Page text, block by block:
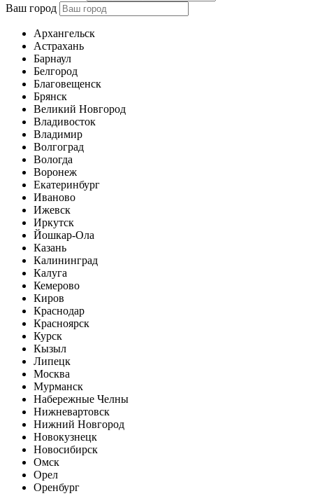
Ваш город
Архангельск
Астрахань
Барнаул
Белгород
Благовещенск
Брянск
Великий Новгород
Владивосток
Владимир
Волгоград
Вологда
Воронеж
Екатеринбург
Иваново
Ижевск
Иркутск
Йошкар-Ола
Казань
Калининград
Калуга
Кемерово
Киров
Краснодар
Красноярск
Курск
Кызыл
Липецк
Москва
Мурманск
Набережные Челны
Нижневартовск
Нижний Новгород
Новокузнецк
Новосибирск
Омск
Орел
Оренбург